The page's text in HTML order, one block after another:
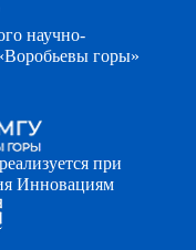
научно-
горы»
при
Инновациям